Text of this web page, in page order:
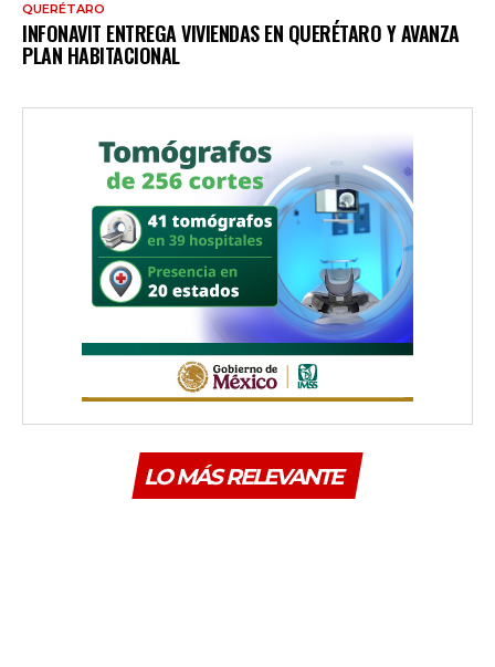
QUERÉTARO
INFONAVIT ENTREGA VIVIENDAS EN QUERÉTARO Y AVANZA
PLAN HABITACIONAL
LO MÁS RELEVANTE